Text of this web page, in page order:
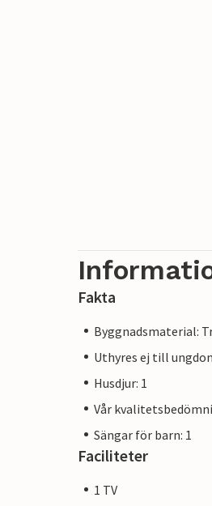
Fakta
Byggnadsmaterial:
Uthyres ej till
Husdjur: 1
Vår
Sängar för barn: 1
Faciliteter
1 TV